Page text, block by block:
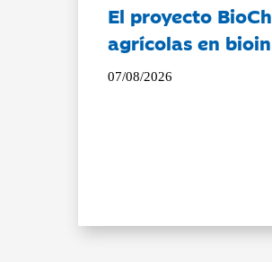
El proyecto
agrícolas en
07/08/2026